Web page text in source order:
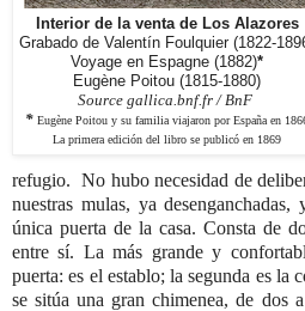
Interior de la venta de Los Alazores
Grabado de Valentín Foulquier (1822-
Voyage en Espagne (1882)*
Eugène Poitou (1815-1880)
Source gallica.bnf.fr / BnF
* Eugène Poitou y su familia viajaron por España en
La primera edición del libro se publicó en 1869
refugio. No hubo necesidad de
nuestras mulas, ya
única puerta de la casa. Consta de
entre sí. La más grande y
puerta: es el establo; la segunda es la
se sitúa una gran chimenea, de dos